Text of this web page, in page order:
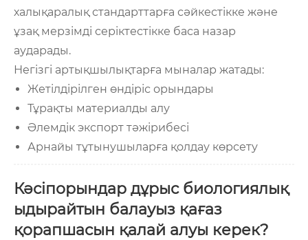
халықаралық стандарттарға сәйкестікке және
ұзақ мерзімді серіктестікке баса назар
аударады.
Негізгі артықшылықтарға мыналар жатады:
Жетілдірілген өндіріс орындары
Тұрақты материалды алу
Әлемдік экспорт тәжірибесі
Арнайы тұтынушыларға қолдау көрсету
Кәсіпорындар дұрыс биологиялық
ыдырайтын балауыз қағаз
қорапшасын қалай алуы керек?